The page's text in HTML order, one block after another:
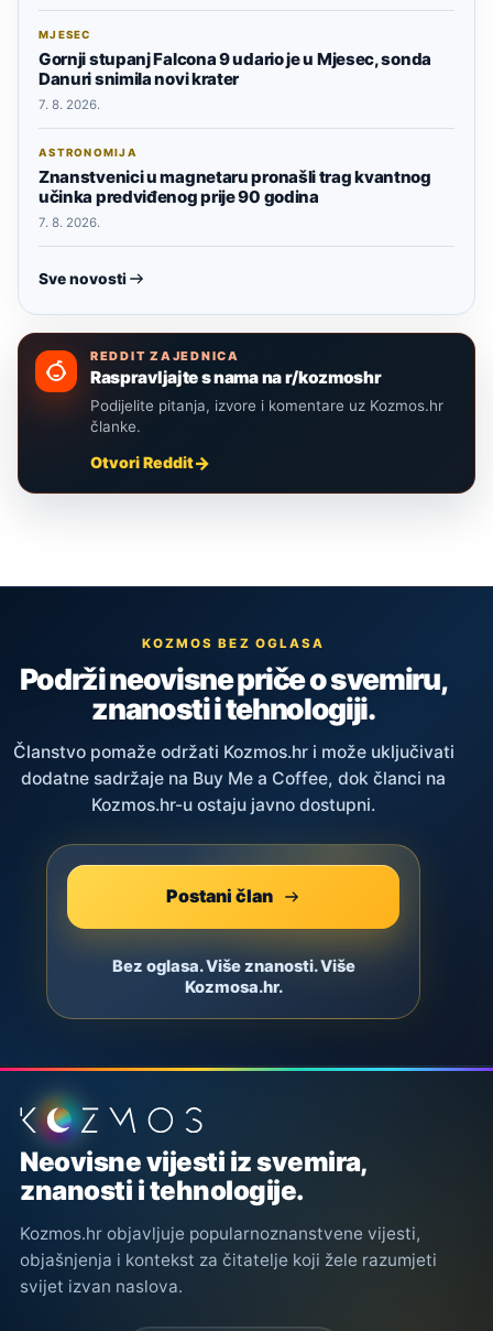
MJESEC
Gornji stupanj Falcona 9 udario je u Mjesec, sonda
Danuri snimila novi krater
7. 8. 2026.
ASTRONOMIJA
Znanstvenici u magnetaru pronašli trag kvantnog
učinka predviđenog prije 90 godina
7. 8. 2026.
Sve novosti
REDDIT ZAJEDNICA
Raspravljajte s nama na r/kozmoshr
Podijelite pitanja, izvore i komentare uz Kozmos.hr
članke.
Otvori Reddit
KOZMOS BEZ OGLASA
Podrži neovisne priče o svemiru,
znanosti i tehnologiji.
Članstvo pomaže održati Kozmos.hr i može uključivati
dodatne sadržaje na Buy Me a Coffee, dok članci na
Kozmos.hr-u ostaju javno dostupni.
Postani član
Bez oglasa. Više znanosti. Više
Kozmosa.hr.
Podnožje stranice
Neovisne vijesti iz svemira,
znanosti i tehnologije.
Kozmos.hr objavljuje popularnoznanstvene vijesti,
objašnjenja i kontekst za čitatelje koji žele razumjeti
svijet izvan naslova.